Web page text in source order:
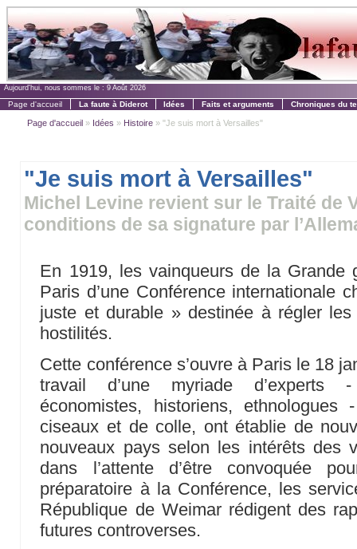
Aujourd'hui, nous sommes le : 9 Août 2026
Page d'accueil La faute à Diderot Idées Faits et arguments Chroniques du
Page d'accueil » Idées » Histoire » "Je suis mort à Versailles"
"Je suis mort à Versailles"
Michel Levine revient sur le Traité de
conditions de sa signature par
En 1919, les vainqueurs de la Grande
Paris d’une Conférence internationale
juste et durable » destinée à régler
hostilités.
Cette conférence s’ouvre à Paris le 18
travail d’une myriade d’experts -
économistes, historiens,
ciseaux et de colle, ont établie de
nouveaux pays selon les intérêts des
dans l’attente d’être convoquée
préparatoire à la Conférence, les
République de Weimar rédigent des
futures controverses.